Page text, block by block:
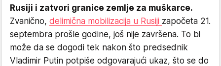
Rusiji i zatvori granice zemlje za muškarce.
Zvanično, delimična mobilizacija u Rusiji započeta 21.
septembra prošle godine, još nije završena. To bi
može da se dogodi tek nakon što predsednik
Vladimir Putin potpiše odgovarajući ukaz, što se do